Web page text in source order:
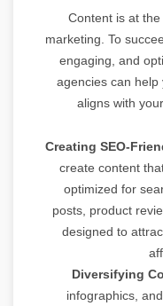
Content is at
marketing. To
engaging, and
agencies can
aligns with
Creating SEO-
create content
optimized for
posts, product
designed to
Diversifying
infographics,